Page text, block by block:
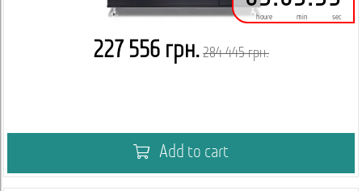
houre min sec
227 556 грн. 284 445 грн.
Add to cart